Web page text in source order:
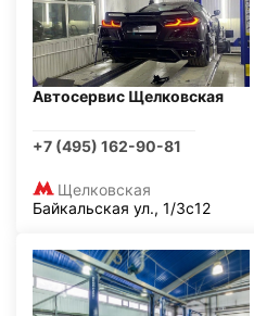
Автосервис Щелковская
+7 (495) 162-90-81
Щелковская
Байкальская ул., 1/3с12